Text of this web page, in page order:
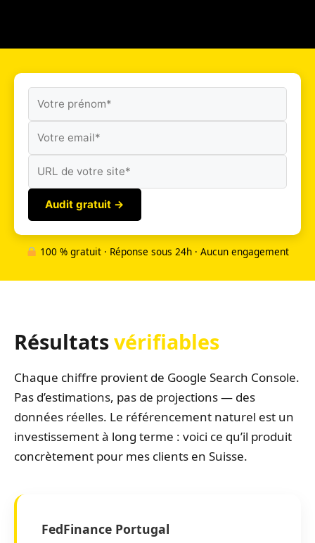
Audit gratuit →
100 % gratuit · Réponse sous 24h · Aucun engagement
Résultatsvérifiables
Chaque chiffre provient de Google Search Console.
Pas d’estimations, pas de projections — des
données réelles. Le référencement naturel est un
investissement à long terme : voici ce qu’il produit
concrètement pour mes clients en Suisse.
FedFinance Portugal